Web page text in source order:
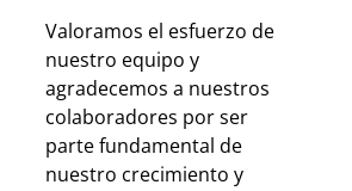
Valoramos el esfuerzo de
nuestro equipo y
agradecemos a nuestros
colaboradores por ser
parte fundamental de
nuestro crecimiento y